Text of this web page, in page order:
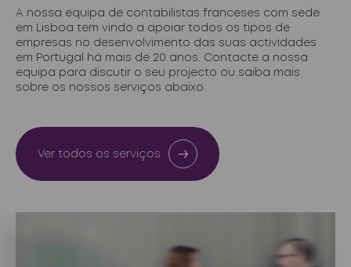
A nossa equipa de contabilistas franceses com sede
em Lisboa tem vindo a apoiar todos os tipos de
empresas no desenvolvimento das suas actividades
em Portugal há mais de 20 anos. Contacte a nossa
equipa para discutir o seu projecto ou saiba mais
sobre os nossos serviços abaixo.
Ver todos os serviços